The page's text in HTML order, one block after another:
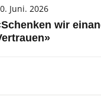
Juni. 2026
wir